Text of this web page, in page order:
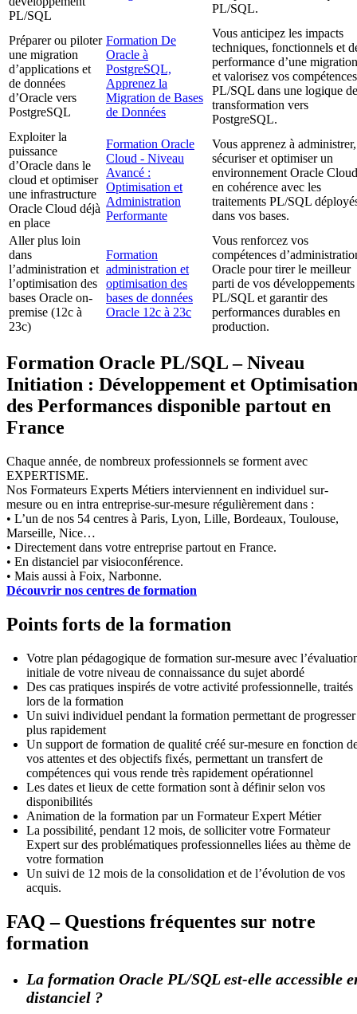
PL/SQL
PL/SQL.
Préparer ou piloter
une migration
d’applications et
de données
d’Oracle vers
PostgreSQL
Formation De
Oracle à
PostgreSQL,
Apprenez la
Migration de Bases
de Données
Vous anticipez les impacts
techniques, fonctionnels et
performance d’une
et valorisez vos compétences
PL/SQL dans une logique de
transformation vers
PostgreSQL.
Exploiter la
puissance
d’Oracle dans le
cloud et optimiser
une infrastructure
Oracle Cloud déjà
en place
Formation Oracle
Cloud - Niveau
Avancé :
Optimisation et
Administration
Performante
Vous apprenez à administrer,
sécuriser et optimiser un
environnement Oracle
en cohérence avec les
traitements PL/SQL
dans vos bases.
Aller plus loin
dans
l’administration et
l’optimisation des
bases Oracle on-
premise (12c à
23c)
Formation
administration et
optimisation des
bases de données
Oracle 12c à 23c
Vous renforcez vos
compétences
Oracle pour tirer le meilleur
parti de vos développements
PL/SQL et garantir des
performances durables en
production.
Formation Oracle PL/SQL – Niveau
Initiation : Développement et Optimisation
des Performances disponible partout en
France
Chaque année, de nombreux professionnels se forment avec
EXPERTISME.
Nos Formateurs Experts Métiers interviennent en individuel sur-
mesure ou en intra entreprise-sur-mesure régulièrement dans :
• L’un de nos 54 centres à Paris, Lyon, Lille, Bordeaux, Toulouse,
Marseille, Nice…
• Directement dans votre entreprise partout en France.
• En distanciel par visioconférence.
• Mais aussi à Foix, Narbonne.
Découvrir nos centres de formation
Points forts de la formation
Votre plan pédagogique de formation sur-mesure avec
initiale de votre niveau de connaissance du sujet abordé
Des cas pratiques inspirés de votre activité professionnelle, traités
lors de la formation
Un suivi individuel pendant la formation permettant de progresser
plus rapidement
Un support de formation de qualité créé sur-mesure en fonction
vos attentes et des objectifs fixés, permettant un transfert de
compétences qui vous rende très rapidement opérationnel
Les dates et lieux de cette formation sont à définir selon vos
disponibilités
Animation de la formation par un Formateur Expert Métier
La possibilité, pendant 12 mois, de solliciter votre Formateur
Expert sur des problématiques professionnelles liées au thème de
votre formation
Un suivi de 12 mois de la consolidation et de l’évolution de vos
acquis.
FAQ – Questions fréquentes sur notre
formation
La formation Oracle PL/SQL est-elle accessible
distanciel ?